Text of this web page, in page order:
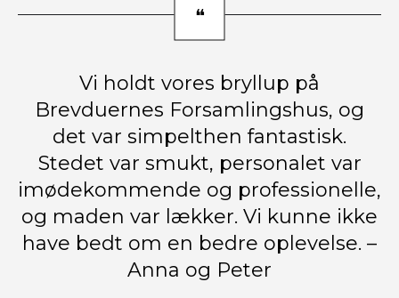
Vi holdt vores bryllup på
Brevduernes Forsamlingshus, og
det var simpelthen fantastisk.
Stedet var smukt, personalet var
imødekommende og professionelle,
og maden var lækker. Vi kunne ikke
have bedt om en bedre oplevelse. –
Anna og Peter